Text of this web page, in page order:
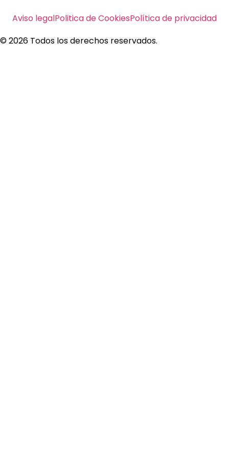
Aviso legalPolitica de CookiesPolítica de privacidad
© 2026 Todos los derechos reservados.